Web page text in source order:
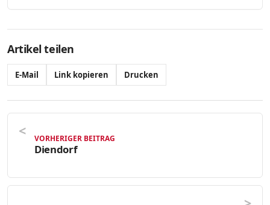
Artikel teilen
E-Mail Link kopieren Drucken
VORHERIGER BEITRAG
Diendorf